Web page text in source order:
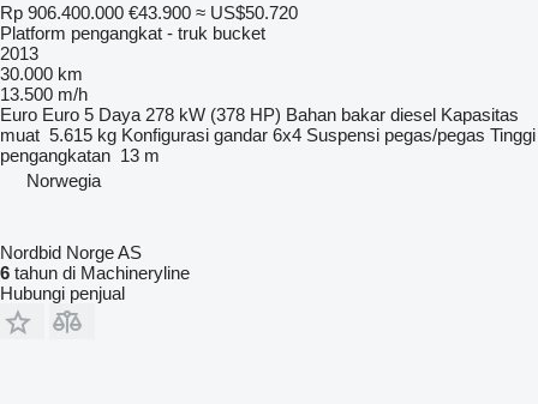
Rp 906.400.000 €43.900 ≈ US$50.720
Platform pengangkat - truk bucket
2013
30.000 km
13.500 m/h
Euro Euro 5 Daya 278 kW (378 HP) Bahan bakar diesel Kapasitas
muat 5.615 kg Konfigurasi gandar 6x4 Suspensi pegas/pegas Tinggi
pengangkatan 13 m
Norwegia
Nordbid Norge AS
6 tahun di Machineryline
Hubungi penjual